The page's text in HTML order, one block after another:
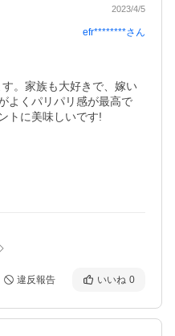
2023/4/5
efr********さん
。家族も大好きで、嫁い
よくパリパリ感が最高で
トに美味しいです!
違反報告 いいね 0